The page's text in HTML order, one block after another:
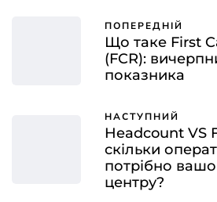
ПОПЕРЕДНІЙ
Що таке First
(FCR):
показника
НАСТУПНИЙ
Headcount VS
скільки
потрібно
центру?